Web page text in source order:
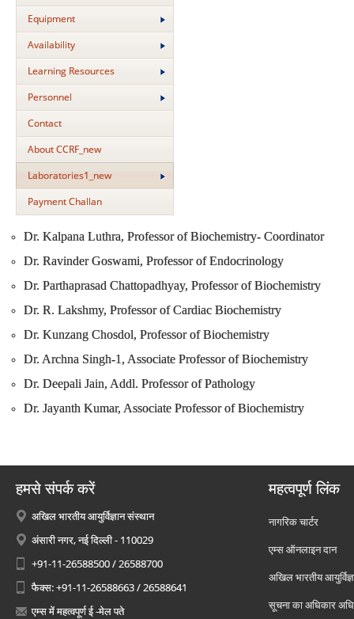
Equipment
Availability
Learning Resources
Personnel
Contact
About CCRF_new
Laboratories1_new
Payment Challan
Dr. Kalpana Luthra, Professor of Biochemistry- Coordinator
Dr. Ravinder Goswami, Professor of Endocrinology
Dr. Parthaprasad Chattopadhyay, Professor of Biochemistry
Dr. R. Lakshmy, Professor of Cardiac Biochemistry
Dr. Kunzang Chosdol, Professor of Biochemistry
Dr. Archna Singh-1, Associate Professor of Biochemistry
Dr. Deepali Jain, Addl. Professor of Pathology
Dr. Jayanth Kumar, Associate Professor of Biochemistry
हमसे संपर्क करें
अखिल भारतीय आयुर्विज्ञान संस्थान
अंसारी नगर, नई दिल्ली - 110029
+91-11-26588500 / 26588700
फैक्स: +91-11-26588663 / 26588641
एम्स में महत्वपूर्ण ई -मेल पते
महत्वपूर्ण लिंक
नागरिक चार्टर
एम्स ऑनलाइन दान
अखिल भारतीय
सूचना का अधिकार